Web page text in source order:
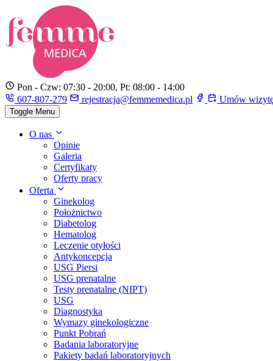
Pon - Czw: 07:30 - 20:00, Pt: 08:00 - 14:00
607-807-279
rejestracja@femmemedica.pl Umów
Toggle Menu
O nas
Opinie
Galeria
Certyfikaty
Oferty pracy
Oferta
Ginekolog
Położnictwo
Diabetolog
Hematolog
Leczenie otyłości
Antykoncepcja
USG Piersi
USG prenatalne
Testy prenatalne (NIPT)
USG
Diagnostyka
Wymazy ginekologiczne
Punkt Pobrań
Badania laboratoryjne
Pakiety badań laboratoryjnych